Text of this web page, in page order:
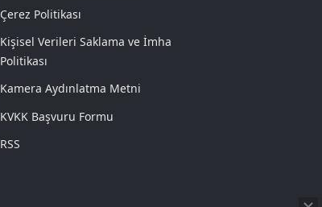
Çerez Politikası
Kişisel Verileri Saklama ve İmha
Politikası
Kamera Aydınlatma Metni
KVKK Başvuru Formu
RSS